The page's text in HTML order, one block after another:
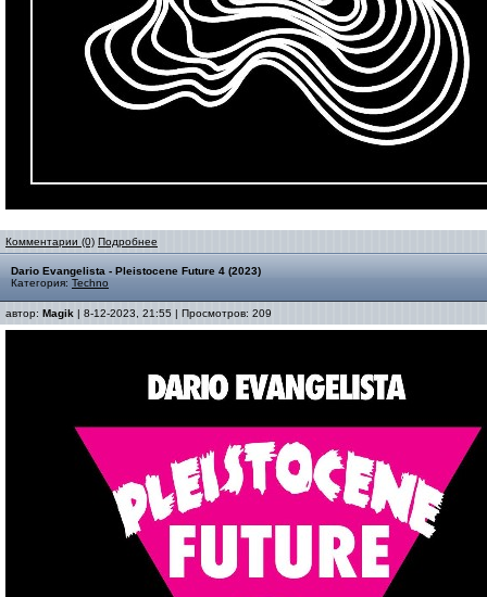
Комментарии (0) Подробнее
Dario Evangelista - Pleistocene Future 4 (2023)
Категория: Techno
автор: Magik | 8-12-2023, 21:55 | Просмотров: 209